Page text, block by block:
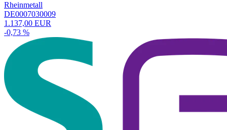
Rheinmetall
DE0007030009
1.137,00 EUR
-0,73 %